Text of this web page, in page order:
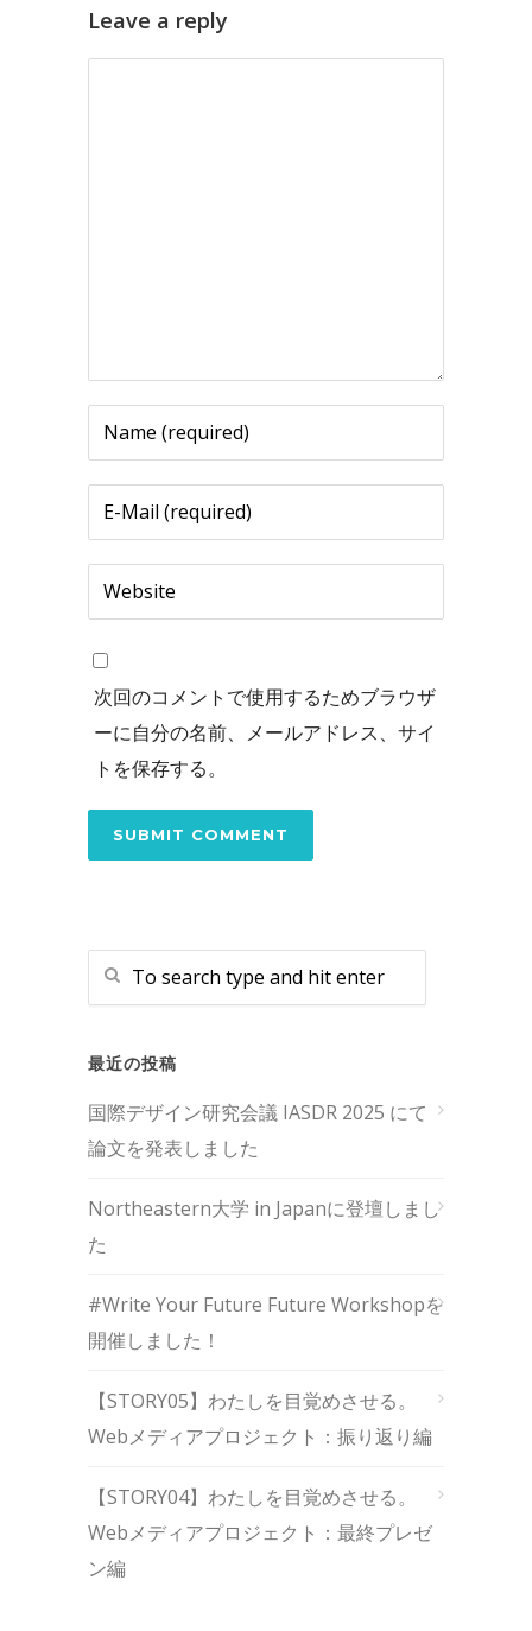
Leave a reply
次回のコメントで使用するためブラウザ
ーに自分の名前、メールアドレス、サイ
トを保存する。
最近の投稿
国際デザイン研究会議 IASDR 2025 にて
論文を発表しました
Northeastern大学 in Japanに登壇しまし
た
#Write Your Future Future Workshopを
開催しました！
【STORY05】わたしを目覚めさせる。
Webメディアプロジェクト：振り返り編
【STORY04】わたしを目覚めさせる。
Webメディアプロジェクト：最終プレゼ
ン編